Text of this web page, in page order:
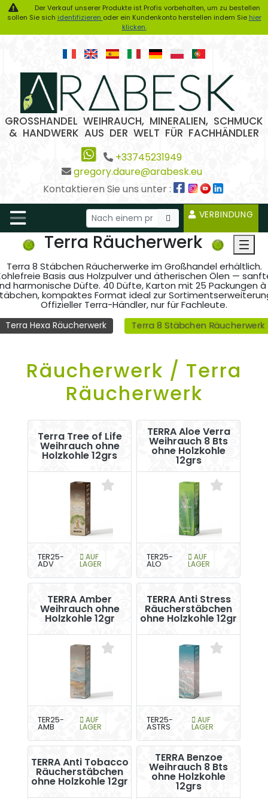
Der Verkauf unserer Produkte ist Profis vorbehalten, um zu bestellen
sollen Sie sich identifizieren oder ein Kundenkonto herstellen indem Sie hier
klicken.
GROSSHANDEL WEIHRAUCH, MINERALIEN, SCHMUCK
& HANDWERK AUS DER WELT FÜR FACHHÄNDLER
+33745231949
gregory.daure@arabesk.eu
Kontaktieren Sie uns unter :
VERBINDUNG
Terra Räucherwerk
Terra 8 Stäbchen Räucherwerke im Großhandel erhältlich.
Basis aus Holzpulver und ätherischen Ölen —
harmonische Düfte. 40 Düfte, Karton mit 25 Packungen à
kompaktes Format ideal zur
Offizieller Terra-Händler, nur für Fachleute.
Terra Hexa Räucherwerk Terra 8 Stäbchen Räucherwerk
Räucherwerk / Terra
Räucherwerk
Terra Tree of Life
Weihrauch ohne
Holzkohle 12grs
TER25-
ADV
AUF
LAGER
TERRA Aloe Verra
Weihrauch 8 Bts
ohne Holzkohle
12grs
TER25-
ALO
AUF
LAGER
TERRA Amber
Weihrauch ohne
Holzkohle 12gr
TER25-
AMB
AUF
LAGER
TERRA Anti Stress
Räucherstäbchen
ohne Holzkohle 12gr
TER25-
ASTRS
AUF
LAGER
TERRA Anti Tobacco
Räucherstäbchen
ohne Holzkohle 12gr
TERRA Benzoe
Weihrauch 8 Bts
ohne Holzkohle
12grs